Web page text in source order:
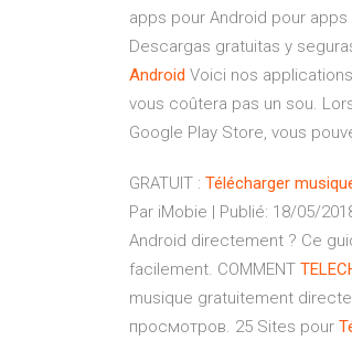
apps pour Android pour
Descargas gratuitas y
Android Voici nos
vous coûtera pas un sou.
Google Play Store, vous
GRATUIT : Télécharger
Par iMobie | Publié: 18/05/
Android directement ? Ce
facilement. COMMENT
musique gratuitement
просмотров. 25 Sites pour